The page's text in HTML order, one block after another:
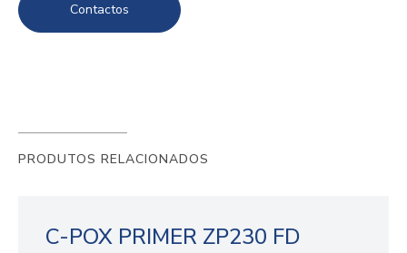
Contactos
PRODUTOS RELACIONADOS
C-POX PRIMER ZP230 FD